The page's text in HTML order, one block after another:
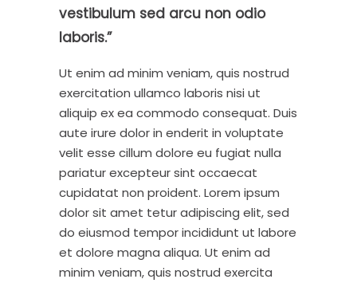
vestibulum sed arcu non odio
laboris.”
Ut enim ad minim veniam, quis nostrud
exercitation ullamco laboris nisi ut
aliquip ex ea commodo consequat. Duis
aute irure dolor in enderit in voluptate
velit esse cillum dolore eu fugiat nulla
pariatur excepteur sint occaecat
cupidatat non proident. Lorem ipsum
dolor sit amet tetur adipiscing elit, sed
do eiusmod tempor incididunt ut labore
et dolore magna aliqua. Ut enim ad
minim veniam, quis nostrud exercita